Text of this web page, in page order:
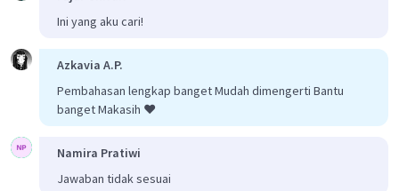
Ini yang aku cari!
Azkavia A.P.
Pembahasan lengkap banget Mudah dimengerti Bantu
banget Makasih ❤️
Namira Pratiwi
Jawaban tidak sesuai